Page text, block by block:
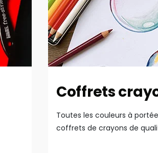
Coffrets
Toutes les couleurs à
coffrets de crayons de